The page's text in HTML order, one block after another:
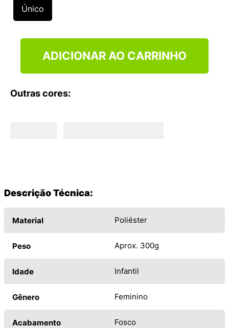
Único
ADICIONAR AO CARRINHO
Outras cores:
Descrição Técnica:
Material Poliéster
Peso Aprox. 300g
Idade Infantil
Gênero Feminino
Acabamento Fosco
º
NEW 530
10º VEJA COUNTRY